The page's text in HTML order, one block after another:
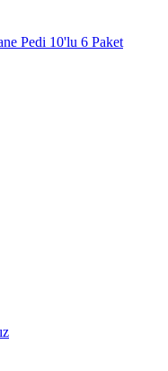
Pedi 10'lu 6 Paket